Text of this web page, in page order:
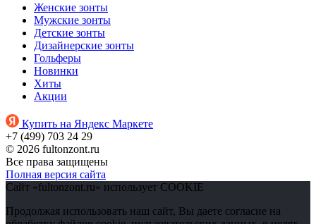
Женские зонты
Мужские зонты
Детские зонты
Дизайнерские зонты
Гольферы
Новинки
Хиты
Акции
Купить на Яндекс Маркете
+7 (499) 703 24 29
© 2026 fultonzont.ru
Все права защищены
Полная версия сайта
Сайт «fultonzont.ru» использует COOKIE
Продолжая использовать наш сайт, Вы даете согласие на